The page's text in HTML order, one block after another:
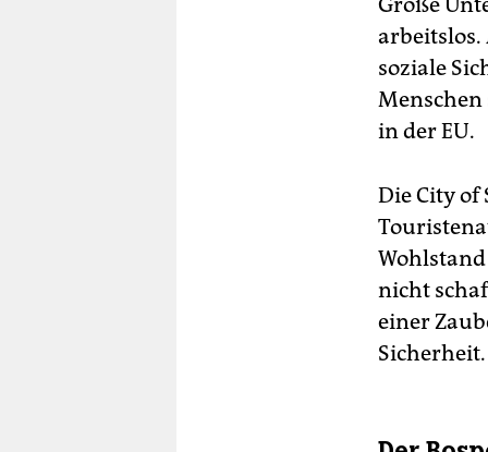
arbeitslos.
soziale
Menschen
in der EU.
Die City of
nicht
einer
Sicherheit.